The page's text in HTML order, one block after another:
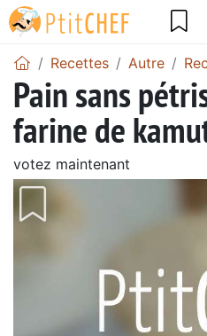
Recettes Autre
Pain sans
farine de
votez maintenant